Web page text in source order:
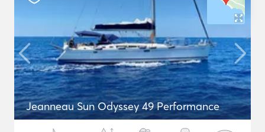
Jeanneau Sun Odyssey 49 Performance